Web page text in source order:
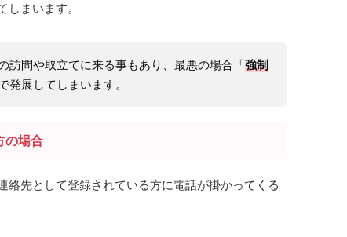
しまいます。
訪問や取立てに来る事もあり、最悪の場合「強制
発展してしまいます。
の場合
絡先として登録されている方に電話が掛かってくる